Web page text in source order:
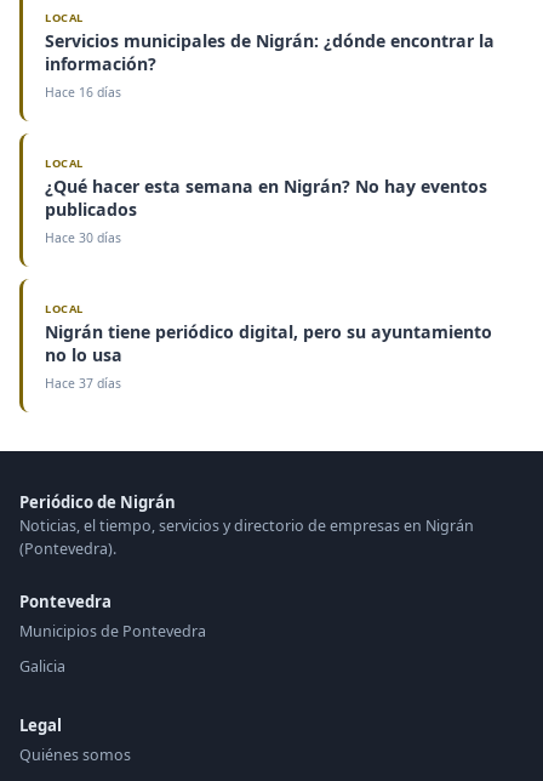
LOCAL
Servicios municipales de Nigrán: ¿dónde encontrar la
información?
Hace 16 días
LOCAL
¿Qué hacer esta semana en Nigrán? No hay eventos
publicados
Hace 30 días
LOCAL
Nigrán tiene periódico digital, pero su ayuntamiento
no lo usa
Hace 37 días
Periódico de Nigrán
Noticias, el tiempo, servicios y directorio de empresas en Nigrán
(Pontevedra).
Pontevedra
Municipios de Pontevedra
Galicia
Legal
Quiénes somos